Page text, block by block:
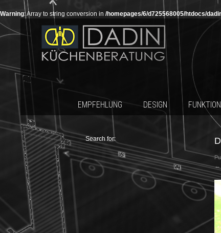
Warning: Array to string conversion in /homepages/6/d725568005/htdocs/
EMPFEHLUNG DESIGN
←
Search for: